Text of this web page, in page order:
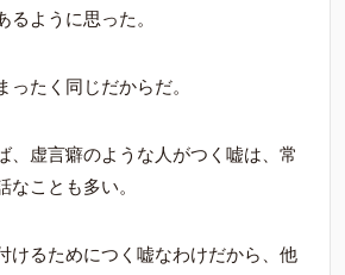
るように思った。
ったく同じだからだ。
、虚言癖のような人がつく嘘は、常
なことも多い。
けるためにつく嘘なわけだから、他